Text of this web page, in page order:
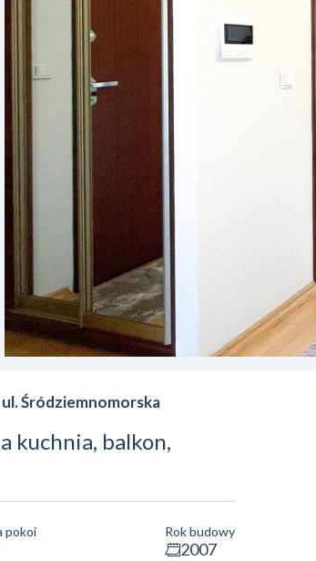
Śródziemnomorska
kuchnia, balkon,
pokoi Rok budowy
2007